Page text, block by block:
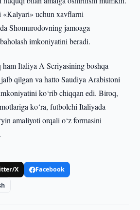
«Kalyari» uchun xavflarni
Shomurodovning jamoaga
imkoniyatini beradi.
Italiya A Seriyasining boshqa
qilgan va hatto Saudiya Arabistoni
ko‘rib chiqqan edi. Biroq,
ko‘ra, futbolchi Italiyada
amaliyoti orqali o‘z formasini
X
Facebook